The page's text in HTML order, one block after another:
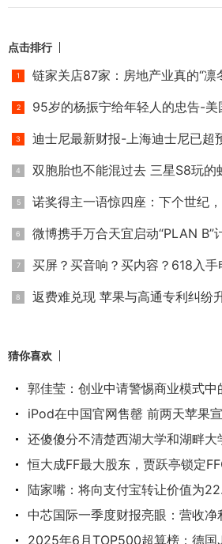
点击排行
链家关店87家：房地产业真的“凛
95岁的杨振宁给年轻人的忠告-美国
迪士尼最新财报-上海迪士尼已超
双胞胎也不能混过去 三星S8玩的
诺奖得主一语惊四座：下个世纪
微博携手万合天宜启动“PLAN B”
买屏？买音响？买内容？618入手
返费难兑现 苹果与高通专利纠纷
猜你喜欢
郭佳莹：创业中请警惕商业模式中
iPod在中国官网售罄 前两天苹果
还傻傻分不清楚西湖大学和湖畔大
恒大成FF最大股东，贾跃亭锁定
陆家嘴：将向支付宝转让价值为
中芯国际一季度财报亮眼：营收净
2025年6月TOP500超算榜：德国